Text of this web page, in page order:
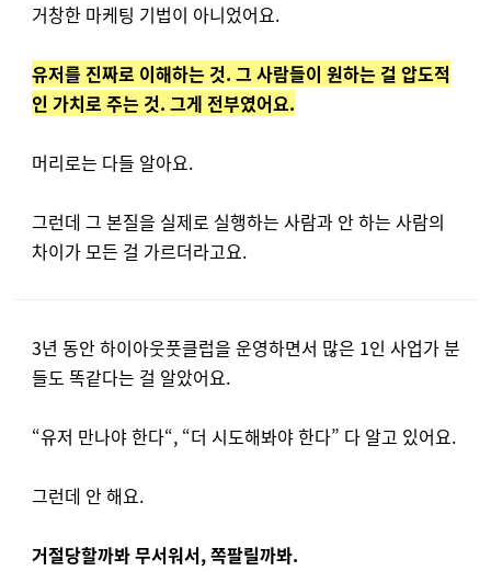
거창한 마케팅 기법이 아니었어요.
유저를 진짜로 이해하는 것. 그 사람들이 원하는 걸 압도적
인 가치로 주는 것. 그게 전부였어요.
머리로는 다들 알아요.
그런데 그 본질을 실제로 실행하는 사람과 안 하는 사람의
차이가 모든 걸 가르더라고요.
3년 동안 하이아웃풋클럽을 운영하면서 많은 1인 사업가 분
들도 똑같다는 걸 알았어요.
“유저 만나야 한다“, “더 시도해봐야 한다” 다 알고 있어요.
그런데 안 해요.
거절당할까봐 무서워서, 쪽팔릴까봐.